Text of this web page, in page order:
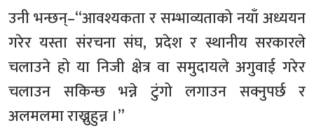
उनी भन्छन्‌–“आवश्यकता र सम्भाव्यताको नयाँ अध्ययन
गरेर यस्ता संरचना संघ, प्रदेश र स्थानीय सरकारले
चलाउने हो या निजी क्षेत्र वा समुदायले अगुवाई गरेर
चलाउन सकिन्छ भन्ने टुंगो लगाउन सक्नुपर्छ र
अलमलमा राख्नुहुन्न ।”